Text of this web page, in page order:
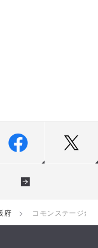
府 コモンステージ金